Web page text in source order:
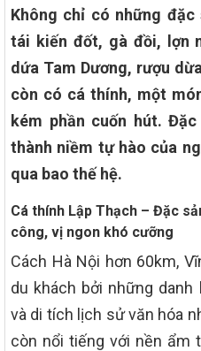
Không chỉ có những
tái kiến đốt, gà đồi, lợn
dứa Tam Dương, rượu
còn có cá thính, một
kém phần cuốn hút.
thành niềm tự hào của
qua bao thế hệ.
Cá thính Lập Thạch – Đặc
công, vị ngon khó cưỡng
Cách Hà Nội hơn 60km,
du khách bởi những
và di tích lịch sử văn hóa
còn nổi tiếng với nền ẩm